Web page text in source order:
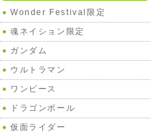
Wonder Festival限定
魂ネイション限定
ガンダム
ウルトラマン
ワンピース
ドラゴンボール
仮面ライダー